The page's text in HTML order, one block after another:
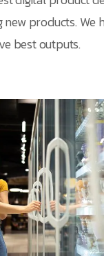
products. We
best outputs.